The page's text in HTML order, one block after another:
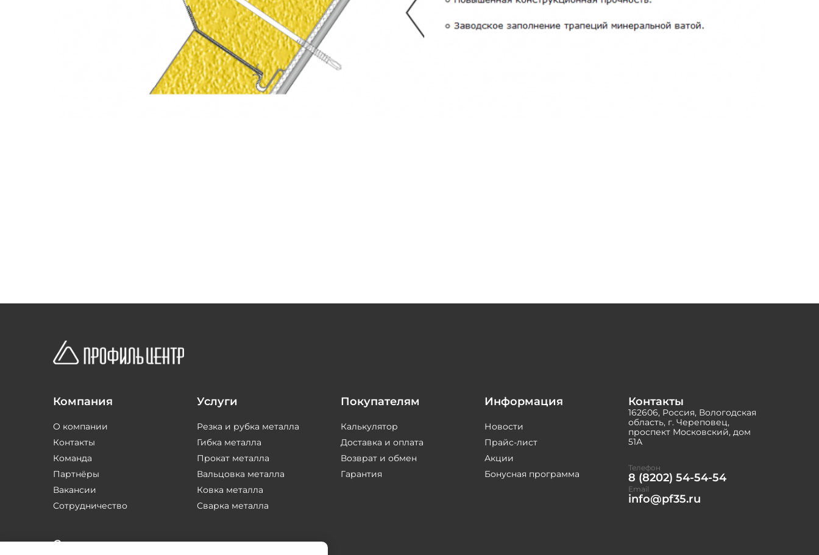
Компания
О компании
Контакты
Команда
Партнёры
Вакансии
Сотрудничество
Услуги
Резка и рубка металла
Гибка металла
Прокат металла
Вальцовка металла
Ковка металла
Сварка металла
Покупателям
Калькулятор
Доставка и оплата
Возврат и обмен
Гарантия
Информация
Новости
Прайс-лист
Акции
Бонусная программа
Контакты
162606, Россия, Вологодская
область, г. Череповец,
проспект Московский, дом
51А
Телефон
8 (8202) 54-54-54
Email
info@pf35.ru
Соцсети